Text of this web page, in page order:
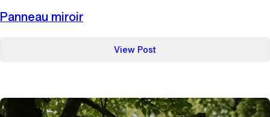
Panneau miroir
View Post:
Panneau